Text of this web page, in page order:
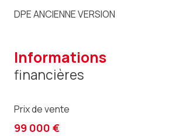
DPE ANCIENNE VERSION
informations
financières
Prix de vente
99 000 €